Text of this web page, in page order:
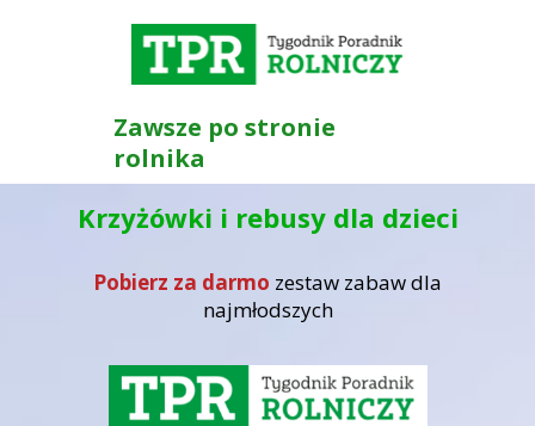
Zawsze po stronie
rolnika
Krzyżówki i rebusy dla dzieci
Pobierz za darmo zestaw zabaw dla
najmłodszych